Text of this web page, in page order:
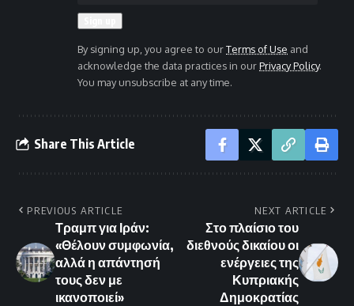
By signing up, you agree to ourTerms of Use and
acknowledge the data practices in ourPrivacy Policy.
You may unsubscribe at any time.
Share This Article
PREVIOUS ARTICLE
Τραμπ για Ιράν:
«Θέλουν συμφωνία,
αλλά η απάντησή
τους δεν με
ικανοποιεί»
NEXT ARTICLE
Στο πλαίσιο του
διεθνούς δικαίου οι
ενέργειες της
Κυπριακής
Δημοκρατίας